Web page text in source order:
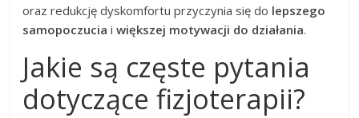
oraz redukcję dyskomfortu przyczynia się do lepszego
samopoczucia iwiększej motywacji do działania.
Jakie są częste pytania
dotyczące fizjoterapii?